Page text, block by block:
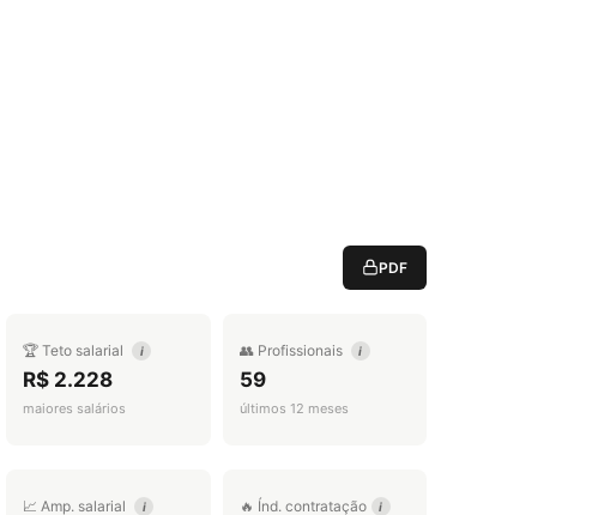
PDF
🏆 Teto salarial i
R$ 2.228
maiores salários
👥 Profissionais i
59
últimos 12 meses
📈 Amp. salarial i 🔥 Índ. contratação i